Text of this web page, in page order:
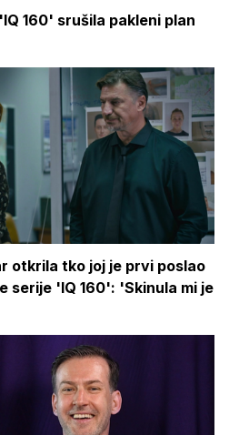
160' srušila pakleni plan
otkrila tko joj je prvi poslao
serije 'IQ 160': 'Skinula mi je